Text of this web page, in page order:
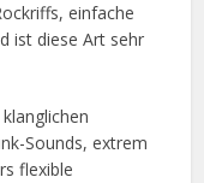
einfache
ist diese Art sehr
Sounds, extrem
flexible